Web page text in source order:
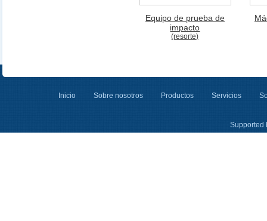
Equipo de prueba de
impacto
(resorte)
Inicio Sobre nosotros Productos Servicios
Supported